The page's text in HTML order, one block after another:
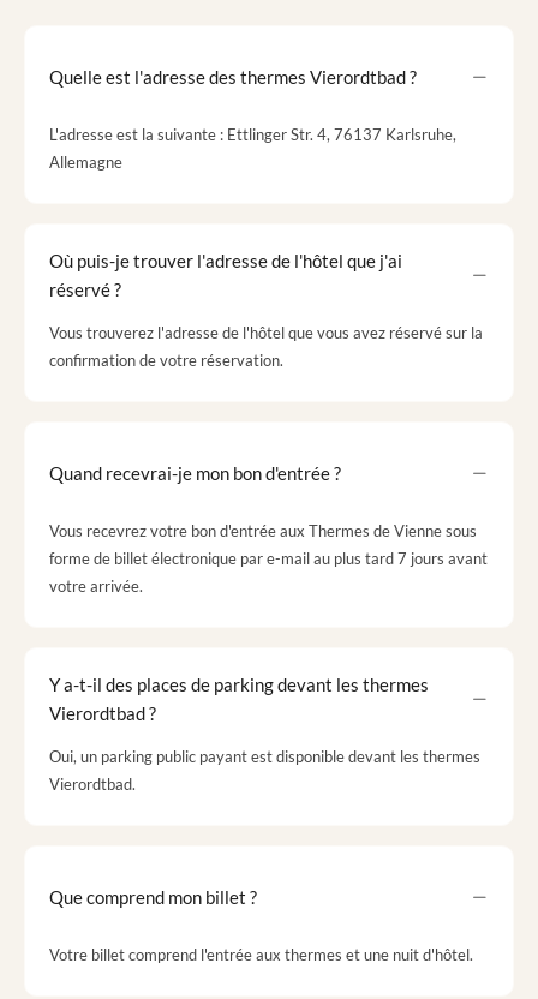
Quelle est l'adresse des thermes Vierordtbad ?
L'adresse est la suivante : Ettlinger Str. 4, 76137 Karlsruhe,
Allemagne
Où puis-je trouver l'adresse de l'hôtel que j'ai
réservé ?
Vous trouverez l'adresse de l'hôtel que vous avez réservé sur la
confirmation de votre réservation.
Quand recevrai-je mon bon d'entrée ?
Vous recevrez votre bon d'entrée aux Thermes de Vienne sous
forme de billet électronique par e-mail au plus tard 7 jours avant
votre arrivée.
Y a-t-il des places de parking devant les thermes
Vierordtbad ?
Oui, un parking public payant est disponible devant les thermes
Vierordtbad.
Que comprend mon billet ?
Votre billet comprend l'entrée aux thermes et une nuit d'hôtel.